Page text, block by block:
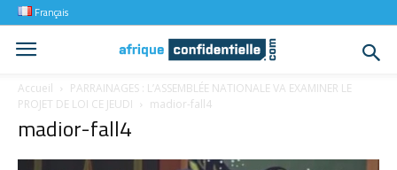
Français
Accueil
PARRAINAGES : L’ASSEMBLÉE NATIONALE VA EXAMINER LE
PROJET DE LOI CE JEUDI
madior-fall4
madior-fall4